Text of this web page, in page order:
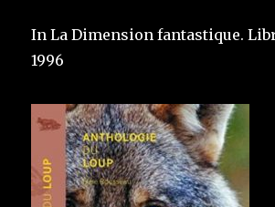
In La Dimension fantastique.
1996